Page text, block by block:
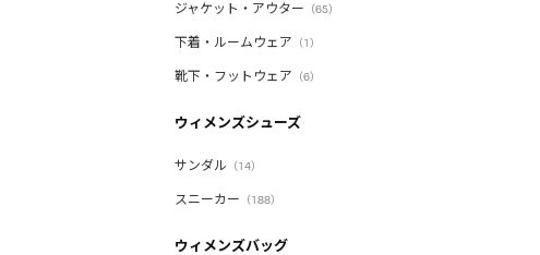
ジャケット・アウター （65）
下着・ルームウェア （1）
靴下・フットウェア （6）
ウィメンズシューズ
サンダル （14）
スニーカー （188）
ウィメンズバッグ